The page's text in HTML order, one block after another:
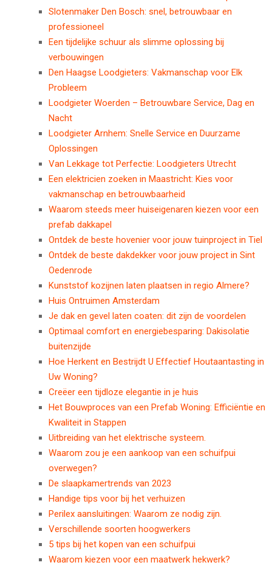
Slotenmaker Den Bosch: snel, betrouwbaar en
professioneel
Een tijdelijke schuur als slimme oplossing bij
verbouwingen
Den Haagse Loodgieters: Vakmanschap voor Elk
Probleem
Loodgieter Woerden – Betrouwbare Service, Dag en
Nacht
Loodgieter Arnhem: Snelle Service en Duurzame
Oplossingen
Van Lekkage tot Perfectie: Loodgieters Utrecht
Een elektricien zoeken in Maastricht: Kies voor
vakmanschap en betrouwbaarheid
Waarom steeds meer huiseigenaren kiezen voor een
prefab dakkapel
Ontdek de beste hovenier voor jouw tuinproject in Tiel
Ontdek de beste dakdekker voor jouw project in Sint
Oedenrode
Kunststof kozijnen laten plaatsen in regio Almere?
Huis Ontruimen Amsterdam
Je dak en gevel laten coaten: dit zijn de voordelen
Optimaal comfort en energiebesparing: Dakisolatie
buitenzijde
Hoe Herkent en Bestrijdt U Effectief Houtaantasting in
Uw Woning?
Creëer een tijdloze elegantie in je huis
Het Bouwproces van een Prefab Woning: Efficiëntie en
Kwaliteit in Stappen
Uitbreiding van het elektrische systeem.
Waarom zou je een aankoop van een schuifpui
overwegen?
De slaapkamertrends van 2023
Handige tips voor bij het verhuizen
Perilex aansluitingen: Waarom ze nodig zijn.
Verschillende soorten hoogwerkers
5 tips bij het kopen van een schuifpui
Waarom kiezen voor een maatwerk hekwerk?